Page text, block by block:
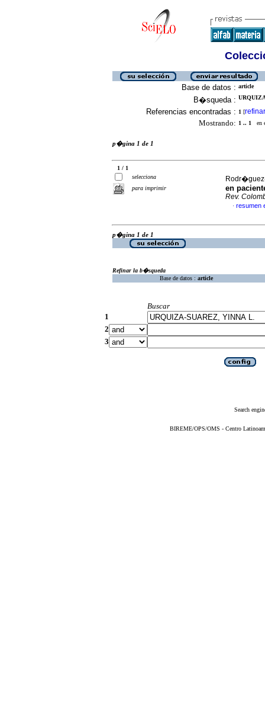
Base de datos : article
B�squeda :
Referencias encontradas : 1 [refinar
Mostrando: 1 .. 1 en
p�gina 1 de 1
1 / 1
selecciona
para imprimir
en
Rev.
· resumen
p�gina 1 de 1
Refinar la b�squeda
Base de datos : article
Buscar
1
2
3
Search
BIREME/OPS/OMS - Centro